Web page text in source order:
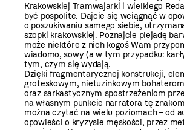
Krakowskiej Tramwajarki i wielkiego
być pospolite. Dajcie się wciągnąć w
o poszukiwaniu samego siebie,
szopki krakowskiej. Poznajcie plejadę
może niektóre z nich kogoś Wam
wiadomo, sowy (a w tym przypadku:
tym, czym się wydają.
Dzięki fragmentarycznej konstrukcji,
groteskowym, nietuzinkowym bohaterom
oraz sarkastycznym spostrzeżeniom
na własnym punkcie narratora tę
można czytać na wielu poziomach − od
opowieści o kryzysie męskości, przez